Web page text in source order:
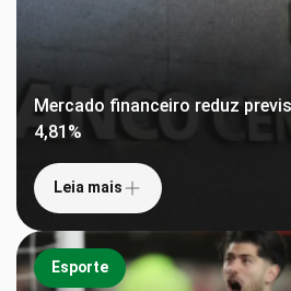
Mercado financeiro reduz
4,81%
Leia mais
Esporte